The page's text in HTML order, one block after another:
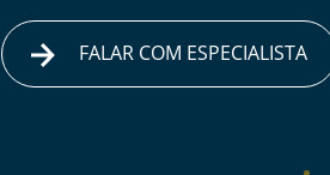
FALAR COM ESPECIALISTA